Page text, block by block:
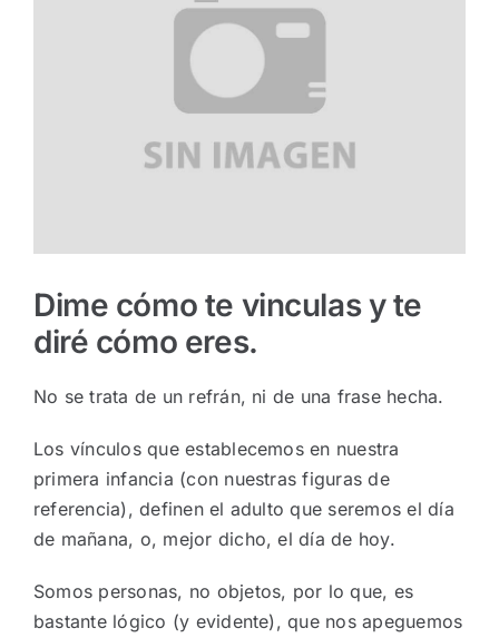
Dime cómo te vinculas y te
diré cómo eres.
No se trata de un refrán, ni de una frase hecha.
Los vínculos que establecemos en nuestra
primera infancia (con nuestras figuras de
referencia), definen el adulto que seremos el día
de mañana, o, mejor dicho, el día de hoy.
Somos personas, no objetos, por lo que, es
bastante lógico (y evidente), que nos apeguemos